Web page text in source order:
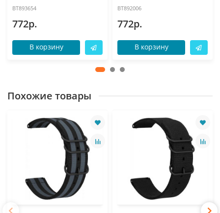
BT893654
772р.
В корзину
BT892006
772р.
В корзину
Похожие товары